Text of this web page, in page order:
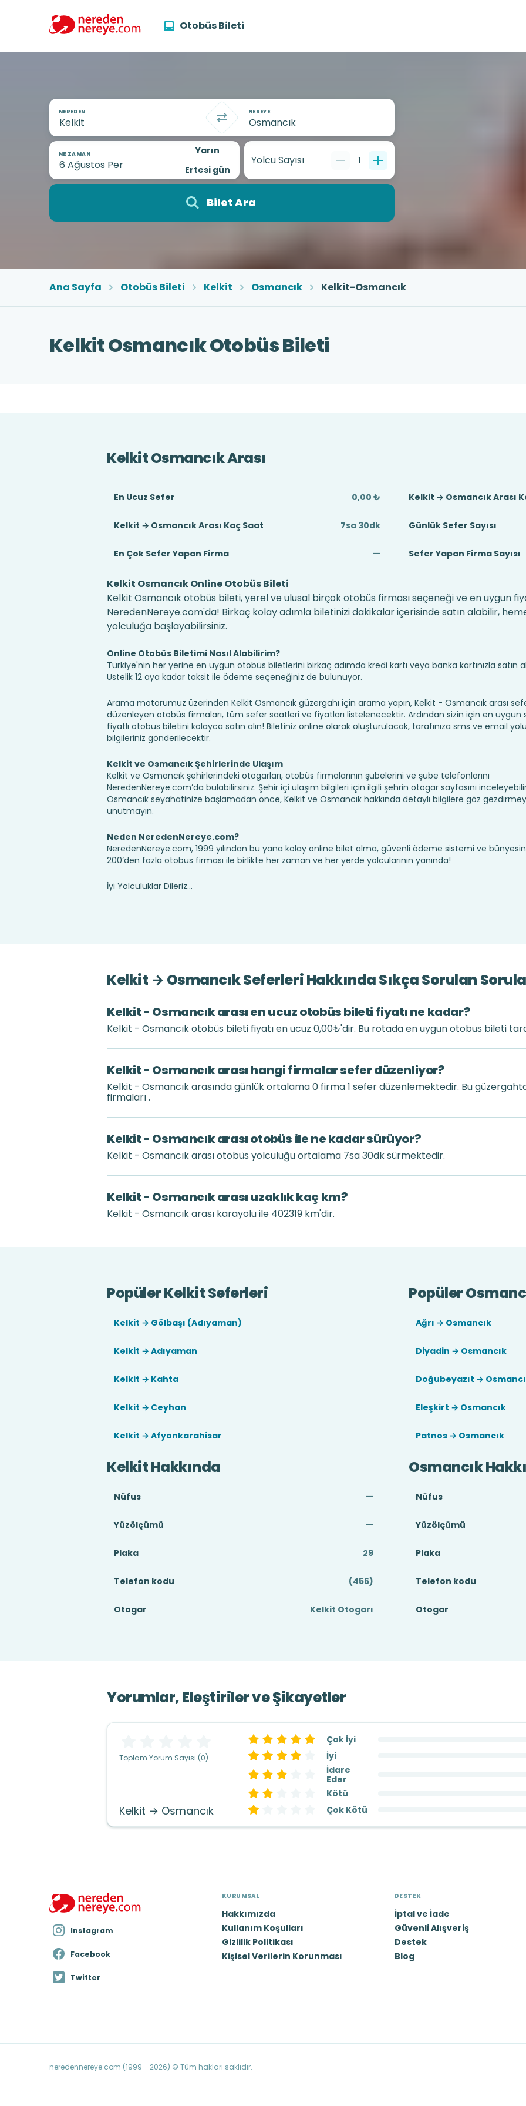
Otobüs Bileti
NEREDEN NEREYE
NE ZAMAN
Yarın
Ertesi gün
Yolcu Sayısı 1
Bilet Ara
Ana Sayfa Otobüs Bileti Kelkit Osmancık Kelkit-Osmancık
Kelkit Osmancık Otobüs Bileti
Kelkit Osmancık Arası
En Ucuz Sefer 0,00 ₺ Kelkit → Osmancık Arası
Kelkit → Osmancık Arası Kaç Saat 7sa 30dk Günlük Sefer Sayısı
En Çok Sefer Yapan Firma — Sefer Yapan Firma Sayısı
Kelkit Osmancık Online Otobüs Bileti
Kelkit Osmancık otobüs bileti, yerel ve ulusal birçok otobüs firması seçeneği ve en uygun
NeredenNereye.com'da! Birkaç kolay adımla biletinizi dakikalar içerisinde satın alabilir,
yolculuğa başlayabilirsiniz.
Online Otobüs Biletimi Nasıl Alabilirim?
Türkiye'nin her yerine en uygun otobüs biletlerini birkaç adımda kredi kartı veya banka kartınızla satın
Üstelik 12 aya kadar taksit ile ödeme seçeneğiniz de bulunuyor.
Arama motorumuz üzerinden Kelkit Osmancık güzergahı için arama yapın, Kelkit - Osmancık arası
düzenleyen otobüs firmaları, tüm sefer saatleri ve fiyatları listelenecektir. Ardından sizin için en uygun
fiyatlı otobüs biletini kolayca satın alın! Biletiniz online olarak oluşturulacak, tarafınıza sms ve email
bilgileriniz gönderilecektir.
Kelkit ve Osmancık Şehirlerinde Ulaşım
Kelkit ve Osmancık şehirlerindeki otogarları, otobüs firmalarının şubelerini ve şube telefonlarını
NeredenNereye.com’da bulabilirsiniz. Şehir içi ulaşım bilgileri için ilgili şehrin otogar sayfasını
Osmancık seyahatinize başlamadan önce, Kelkit ve Osmancık hakkında detaylı bilgilere göz
unutmayın.
Neden NeredenNereye.com?
NeredenNereye.com, 1999 yılından bu yana kolay online bilet alma, güvenli ödeme sistemi ve
200’den fazla otobüs firması ile birlikte her zaman ve her yerde yolcularının yanında!
İyi Yolculuklar Dileriz...
Kelkit → Osmancık Seferleri Hakkında Sıkça Sorulan
Kelkit - Osmancık arası en ucuz otobüs bileti fiyatı ne kadar?
Kelkit - Osmancık otobüs bileti fiyatı en ucuz 0,00₺'dir. Bu rotada en uygun otobüs bileti
Kelkit - Osmancık arası hangi firmalar sefer düzenliyor?
Kelkit - Osmancık arasında günlük ortalama 0 firma 1 sefer düzenlemektedir. Bu
firmaları .
Kelkit - Osmancık arası otobüs ile ne kadar sürüyor?
Kelkit - Osmancık arası otobüs yolculuğu ortalama 7sa 30dk sürmektedir.
Kelkit - Osmancık arası uzaklık kaç km?
Kelkit - Osmancık arası karayolu ile 402319 km'dir.
Popüler Kelkit Seferleri
Kelkit → Gölbaşı (Adıyaman)
Kelkit → Adıyaman
Kelkit → Kahta
Kelkit → Ceyhan
Kelkit → Afyonkarahisar
Popüler
Ağrı → Osmancık
Diyadin → Osmancık
Doğubeyazıt →
Eleşkirt → Osmancık
Patnos → Osmancık
Kelkit Hakkında
Nüfus —
Yüzölçümü —
Plaka 29
Telefon kodu (456)
Otogar Kelkit Otogarı
Osmancık
Nüfus
Yüzölçümü
Plaka
Telefon kodu
Otogar
Yorumlar, Eleştiriler ve Şikayetler
Toplam Yorum Sayısı (0)
Kelkit → Osmancık
Çok İyi
İyi
İdare
Eder
Kötü
Çok Kötü
Instagram
Facebook
Twitter
KURUMSAL
Hakkımızda
Kullanım Koşulları
Gizlilik Politikası
Kişisel Verilerin Korunması
DESTEK
İptal ve İade
Güvenli Alışveriş
Destek
Blog
neredennereye.com (1999 - 2026) © Tüm hakları saklıdır.